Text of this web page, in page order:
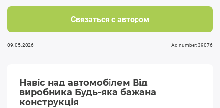
Связаться с автором
09.05.2026 Ad number: 39076
Навіс над автомобілем Від
виробника Будь-яка бажана
конструкція